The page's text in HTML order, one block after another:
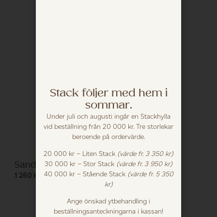
Sandvågor
1 250 kr
Stack följer med hem i
sommar.
Under juli och augusti ingår en Stackhylla
vid beställning från 20 000 kr. Tre storlekar
beroende på ordervärde.
20 000 kr – Liten Stack (värde fr. 3 350 kr)
30 000 kr – Stor Stack (värde fr. 3 950 kr)
40 000 kr – Stående Stack (värde fr. 5 350
kr)
Ange önskad ytbehandling i
beställningsanteckningarna i kassan!